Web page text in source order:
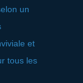
un
et
tous les